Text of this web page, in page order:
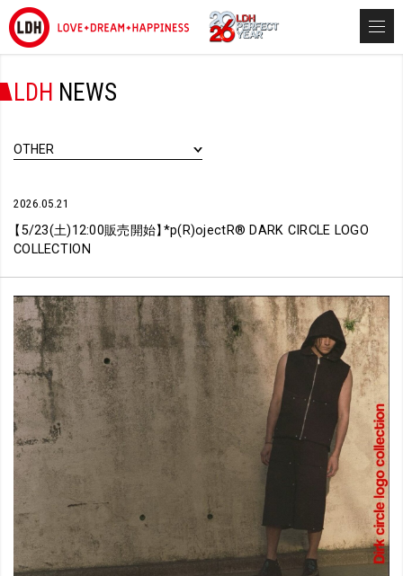
LDH NEWS
OTHER
2026.05.21
【5/23(土)12:00販売開始】*p(R)ojectR® DARK CIRCLE LOGO
COLLECTION